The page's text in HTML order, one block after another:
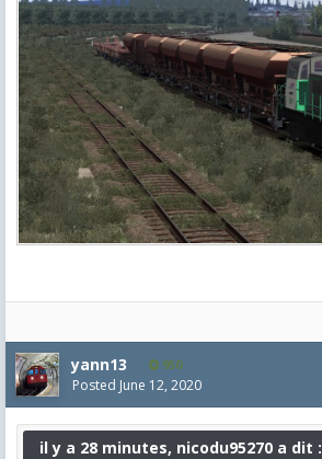
yann13 950
Posted June 12, 2020
il y a 28 minutes, nicodu95270 a dit :